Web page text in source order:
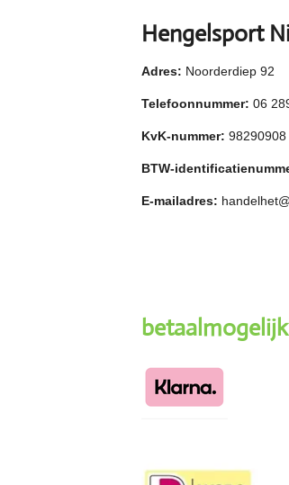
Hengelsport
Adres: Noorderdiep 92
Telefoonnummer: 06
KvK-nummer: 98290908
BTW-
E-mailadres: